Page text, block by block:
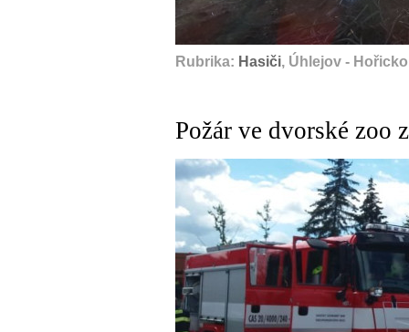
Rubrika: Hasiči, Úhlejov -
Požár ve dvorské zoo